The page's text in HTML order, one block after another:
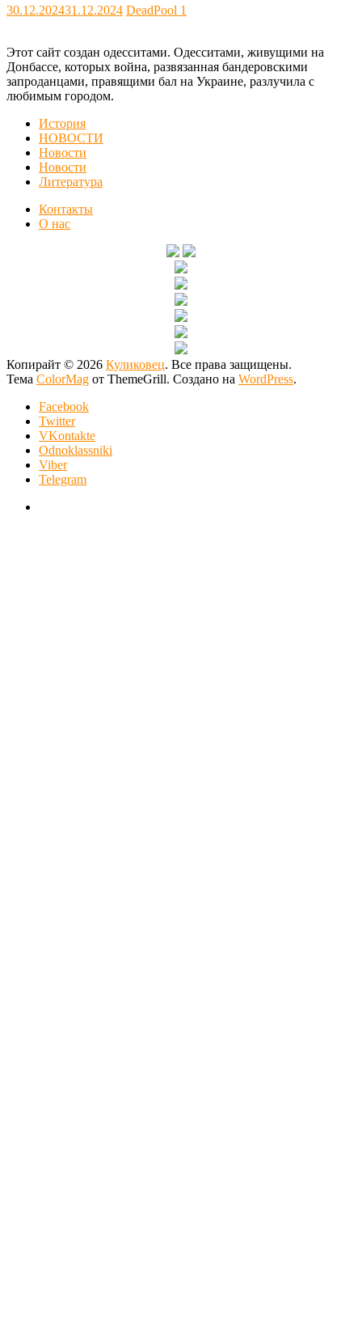
30.12.202431.12.2024 DeadPool 1
Этот сайт создан одесситами. Одесситами, живущими на
Донбассе, которых война, развязанная бандеровскими
запроданцами, правящими бал на Украине, разлучила с
любимым городом.
История
НОВОСТИ
Новости
Новости
Литература
Контакты
О нас
Копирайт © 2026 Куликовец. Все права защищены.
Тема ColorMag от ThemeGrill. Создано на WordPress.
Facebook
Twitter
VKontakte
Odnoklassniki
Viber
Telegram